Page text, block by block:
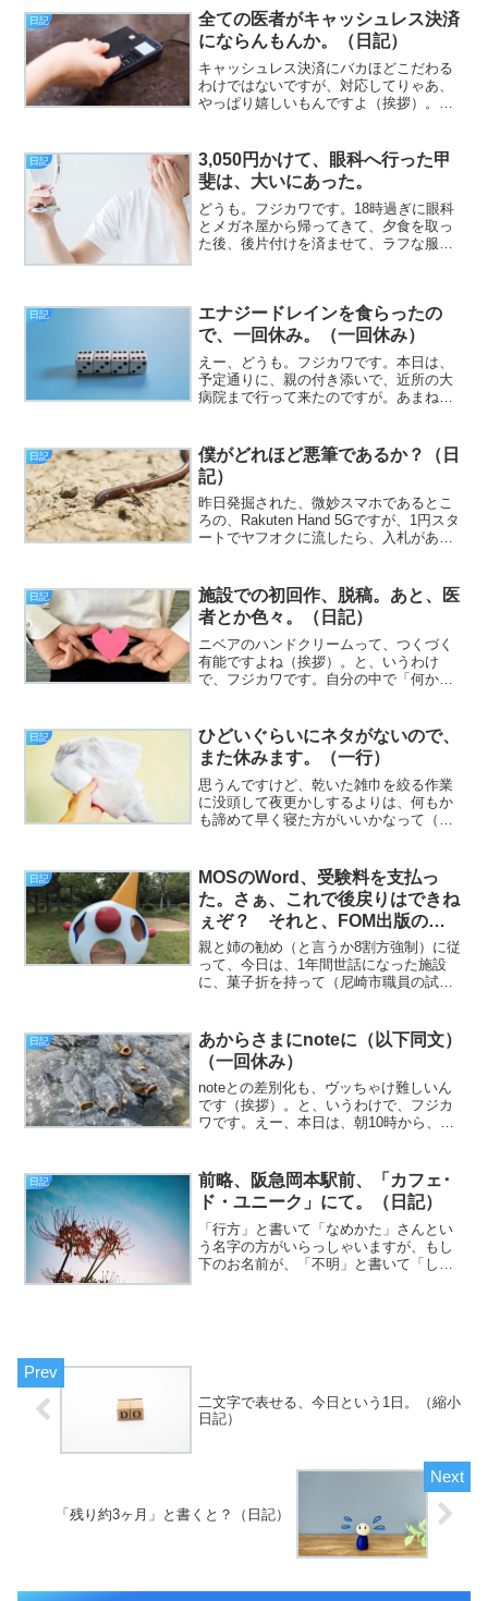
話であり、なおかつ文面がふざけている
ので、やっぱりやる気がある...
日記
全ての医者がキャッシュレス決済
にならんもんか。（日記）
キャッシュレス決済にバカほどこだわる
わけではないですが、対応してりゃあ、
やっぱり嬉しいもんですよ（挨拶）。
が、このへんの心境の複雑さが伝わって
欲しいと思う水曜日、皆様い...
日記
3,050円かけて、眼科へ行った甲
斐は、大いにあった。
どうも。フジカワです。18時過ぎに眼科
とメガネ屋から帰ってきて、夕食を取っ
た後、後片付けを済ませて、ラフな服に
日記
エナジードレインを食らったの
で、一回休み。（一回休み）
えー、どうも。フジカワです。本日は、
予定通りに、親の付き添いで、近所の大
病院まで行って来たのですが。あまねく
力を奪われたため、お休みとさせて頂き
ます。ってか、拘束時間4...
日記
僕がどれほど悪筆であるか？（日
記）
昨日発掘された、微妙スマホであるとこ
ろの、Rakuten Hand 5Gですが、1円スタ
ートでヤフオクに流したら、入札があっ
付き合わされて、可処分時間が削ら
れ……と、ブー...
日記
施設での初回作、脱稿。あと、医
者とか色々。（日記）
ニベアのハンドクリームって、つくづく
有能ですよね（挨拶）。と、いうわけ
で、フジカワです。自分の中で「何か」
と思って、急いでコンビニまで買いに行
った火曜日、皆様いかがお過...
日記
ひどいぐらいにネタがないので、
また休みます。（一行）
思うんですけど、乾いた雑巾を絞る作業
に没頭して夜更かしするよりは、何もか
も諦めて早く寝た方がいいかなって（以
日記
MOSのWord、受験料を支払っ
た。さぁ、これで後戻りはできね
ぇぞ？ それと、FOM出版の
MOSテキストの模擬試験ソフト
がおかしい時の解決法など。（日
記）
親と姉の勧め（と言うか8割方強制）に従
って、今日は、1年間世話になった施設
に、菓子折を持って（尼崎市職員の試験
中で応接ブースが塞がっており、サビ管
のスタッフさんと外で短く...
日記
あからさまにnoteに（以下同文）
（一回休み）
noteとの差別化も、ヴッちゃけ難しいん
です（挨拶）。と、いうわけで、フジカ
ワです。えー、本日は、朝10時から、師
にゲットできて、それだけで、今日が終
わりました。午...
日記
前略、阪急岡本駅前、「カフェ･
ド・ユニーク」にて。（日記）
「行方」と書いて「なめかた」さんとい
う名字の方がいらっしゃいますが、もし
下のお名前が、「不明」と書いて「しれ
二文字で表せる、今日という1日。（縮小
日記）
「残り約3ヶ月」と書くと？（日記）